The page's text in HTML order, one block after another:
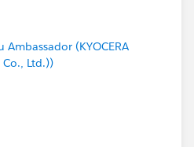
(KYOCERA
Ltd.))